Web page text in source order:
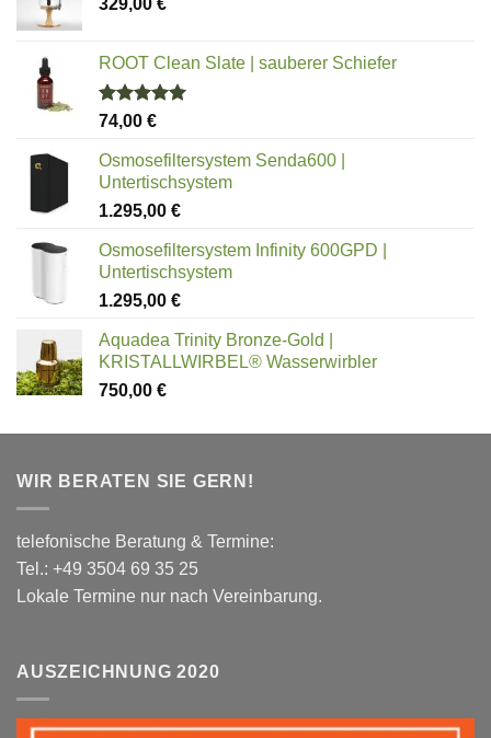
329,00 €
ROOT Clean Slate | sauberer Schiefer
Bewertet
von 5
74,00 €
Osmosefiltersystem Senda600 |
Untertischsystem
1.295,00 €
Osmosefiltersystem Infinity 600GPD |
Untertischsystem
1.295,00 €
Aquadea Trinity Bronze-Gold |
KRISTALLWIRBEL® Wasserwirbler
750,00 €
WIR BERATEN SIE GERN!
telefonische Beratung & Termine:
Tel.: +49 3504 69 35 25
Lokale Termine nur nach Vereinbarung.
AUSZEICHNUNG 2020